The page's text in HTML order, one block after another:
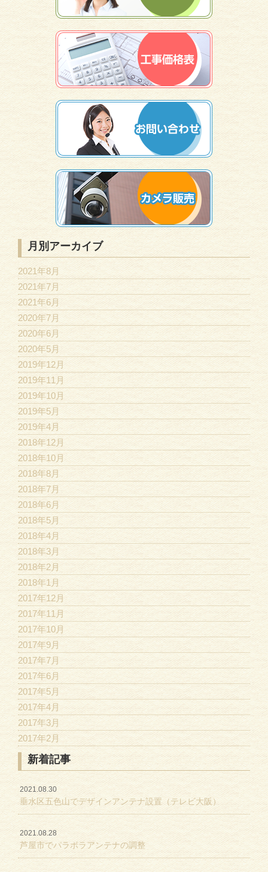
月別アーカイブ
2021年8月
2021年7月
2021年6月
2020年7月
2020年6月
2020年5月
2019年12月
2019年11月
2019年10月
2019年5月
2019年4月
2018年12月
2018年10月
2018年8月
2018年7月
2018年6月
2018年5月
2018年4月
2018年3月
2018年2月
2018年1月
2017年12月
2017年11月
2017年10月
2017年9月
2017年7月
2017年6月
2017年5月
2017年4月
2017年3月
2017年2月
新着記事
2021.08.30
垂水区五色山でデザインアンテナ設置（テレビ大阪）
2021.08.28
芦屋市でパラボラアンテナの調整